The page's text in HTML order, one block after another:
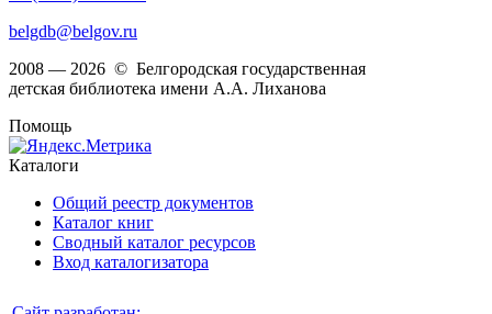
belgdb@belgov.ru
2008 — 2026 © Белгородская государственная
детская библиотека имени А.А. Лиханова
Помощь
Каталоги
Общий реестр документов
Каталог книг
Сводный каталог ресурсов
Вход каталогизатора